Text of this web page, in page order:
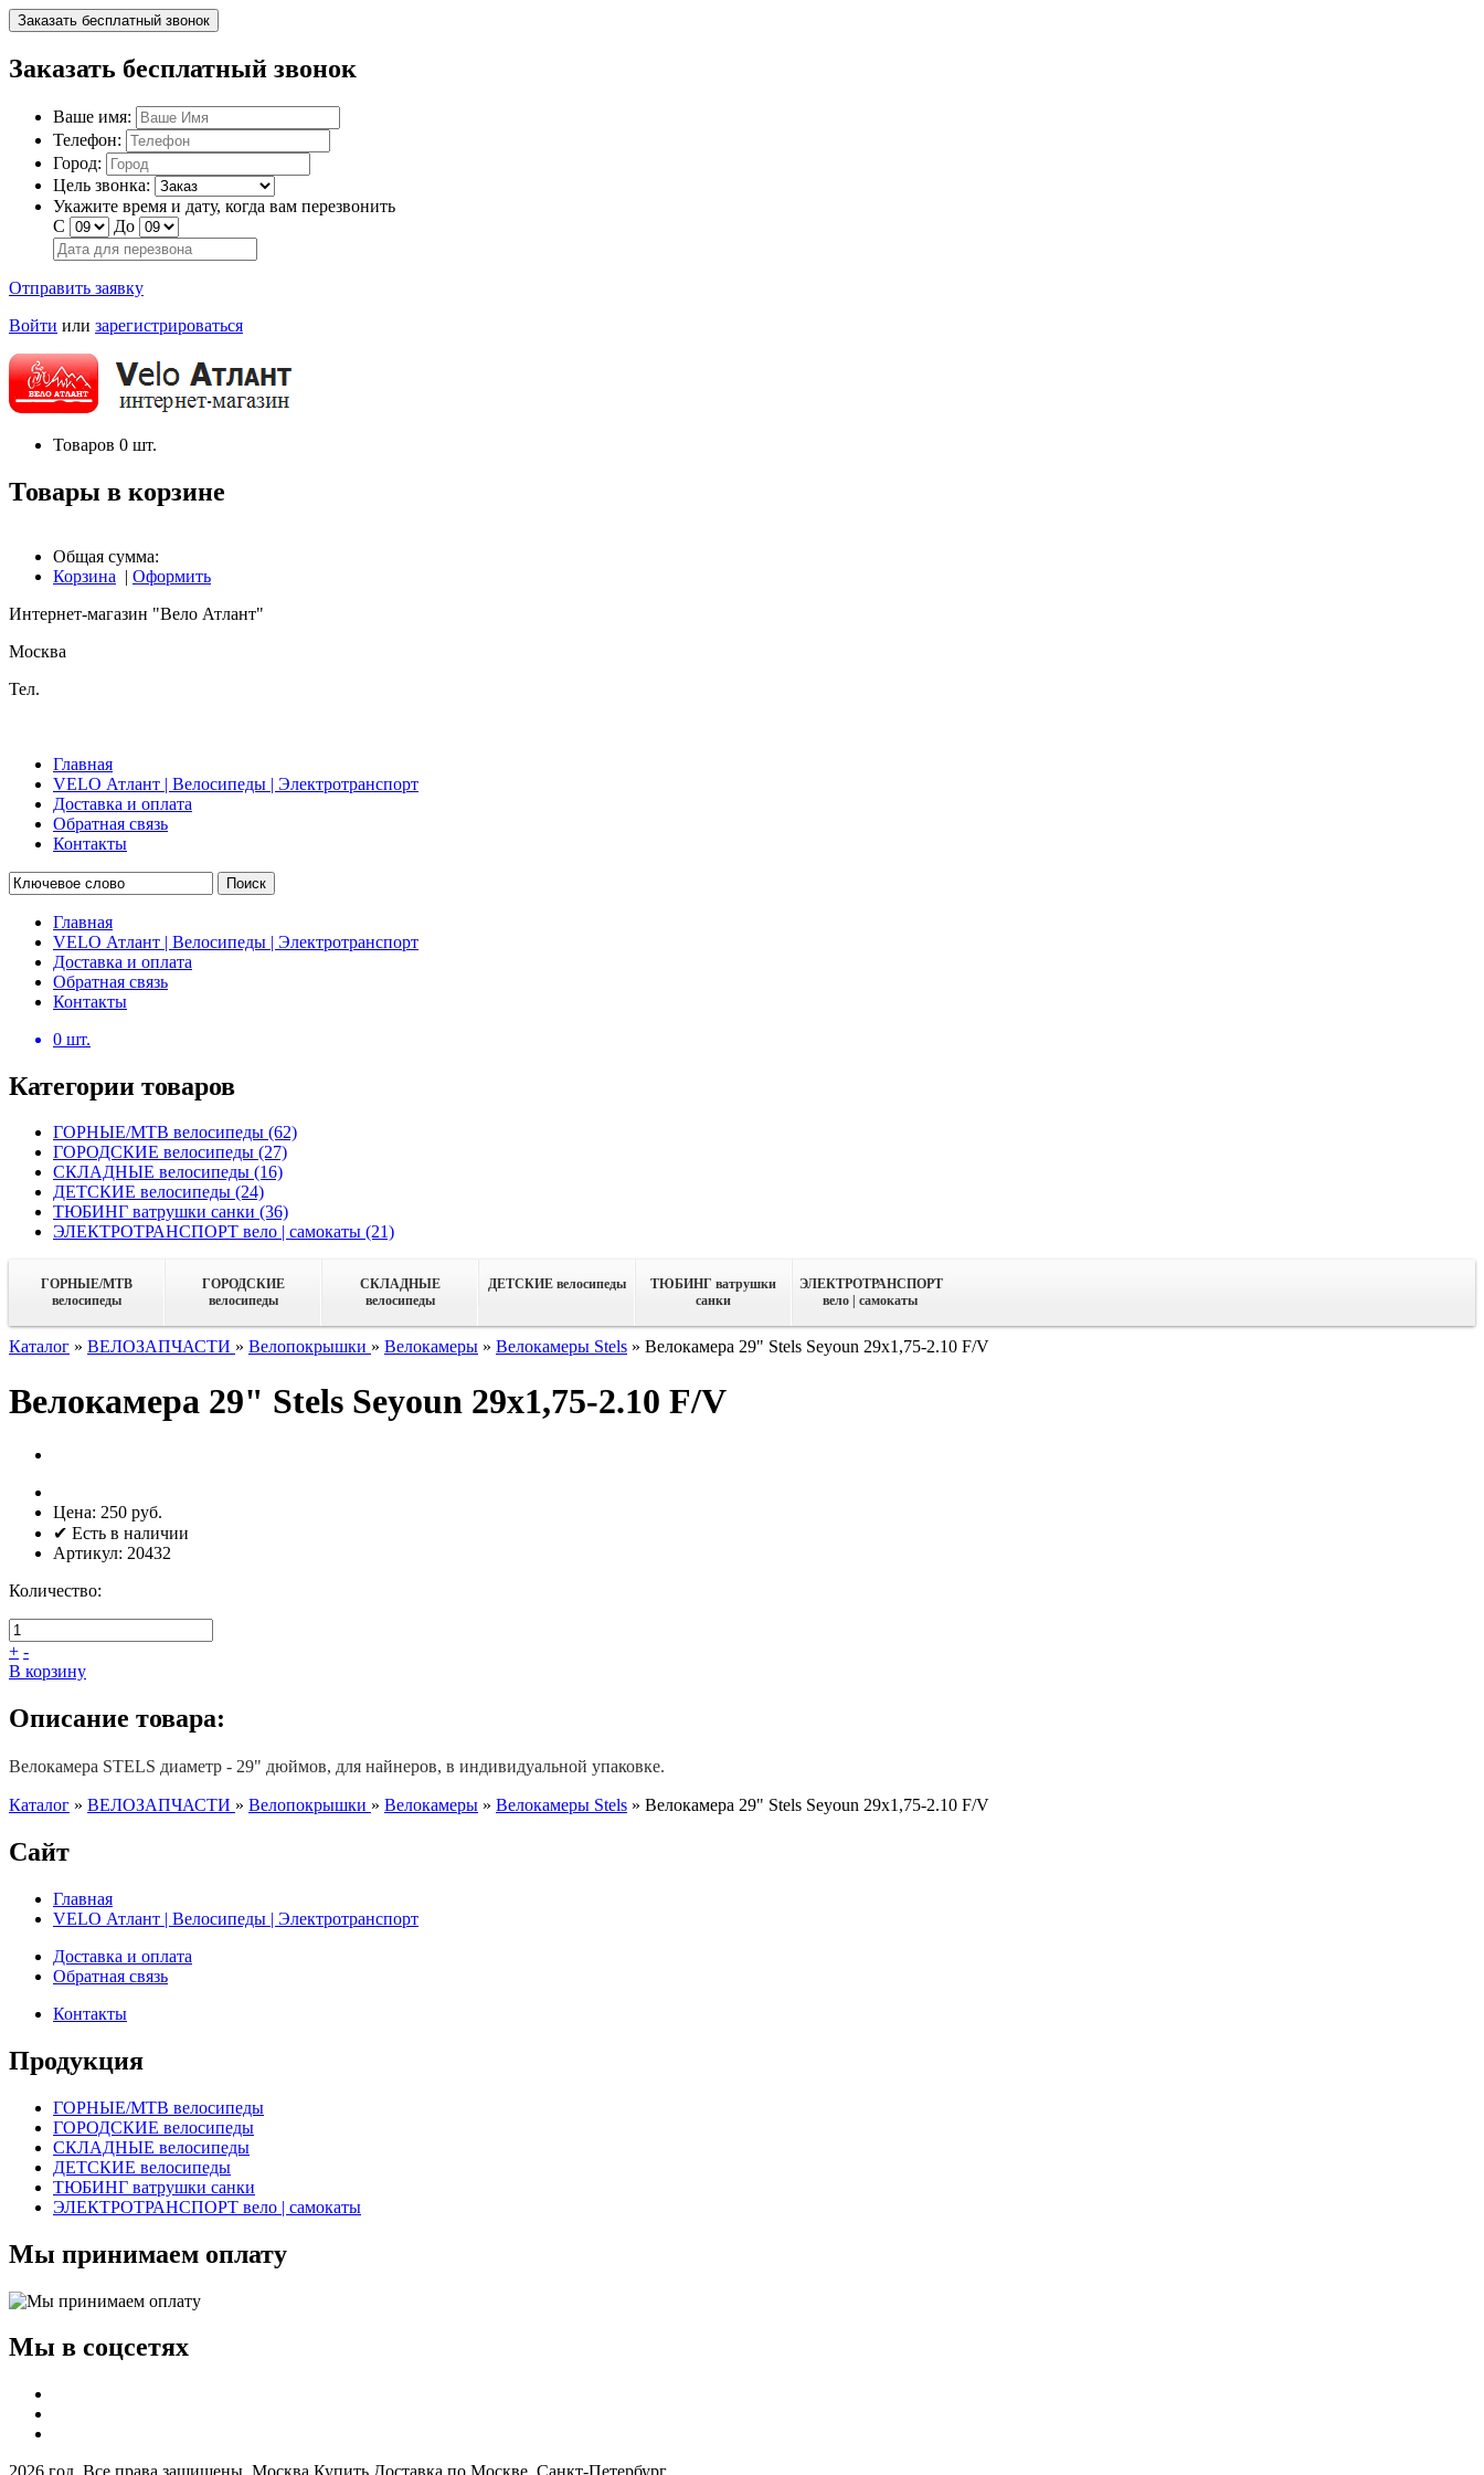
Заказать бесплатный звонок
Заказать бесплатный звонок
Ваше имя:
Телефон:
Город:
Цель звонка:
Укажите время и дату, когда вам перезвонить
С
До
Отправить заявку
Войти или зарегистрироваться
Товаров 0 шт.
Товары в корзине
Общая сумма:
Корзина | Оформить
Интернет-магазин "Вело Атлант"
Москва
Тел.
Главная
VELO Атлант | Велосипеды | Электротранспорт
Доставка и оплата
Обратная связь
Контакты
Поиск
Главная
VELO Атлант | Велосипеды | Электротранспорт
Доставка и оплата
Обратная связь
Контакты
0 шт.
Категории товаров
ГОРНЫЕ/MTB велосипеды (62)
ГОРОДСКИЕ велосипеды (27)
СКЛАДНЫЕ велосипеды (16)
ДЕТСКИЕ велосипеды (24)
ТЮБИНГ ватрушки санки (36)
ЭЛЕКТРОТРАНСПОРТ вело | самокаты (21)
ГОРНЫЕ/MTB
велосипеды
ГОРОДСКИЕ
велосипеды
СКЛАДНЫЕ
велосипеды
ДЕТСКИЕ велосипеды
ТЮБИНГ ватрушки
санки
ЭЛЕКТРОТРАНСПОРТ
вело | самокаты
Каталог » ВЕЛОЗАПЧАСТИ » Велопокрышки » Велокамеры » Велокамеры Stels » Велокамера 29" Stels Seyoun 29х1,75-2.10 F/V
Велокамера 29" Stels Seyoun 29х1,75-2.10 F/V
Цена: 250 руб.
✔ Есть в наличии
Артикул: 20432
Количество:
+ -
В корзину
Описание товара:
Велокамера STELS диаметр - 29" дюймов, для найнеров, в индивидуальной упаковке.
Каталог » ВЕЛОЗАПЧАСТИ » Велопокрышки » Велокамеры » Велокамеры Stels » Велокамера 29" Stels Seyoun 29х1,75-2.10 F/V
Сайт
Главная
VELO Атлант | Велосипеды | Электротранспорт
Доставка и оплата
Обратная связь
Контакты
Продукция
ГОРНЫЕ/MTB велосипеды
ГОРОДСКИЕ велосипеды
СКЛАДНЫЕ велосипеды
ДЕТСКИЕ велосипеды
ТЮБИНГ ватрушки санки
ЭЛЕКТРОТРАНСПОРТ вело | самокаты
Мы принимаем оплату
Мы в соцсетях